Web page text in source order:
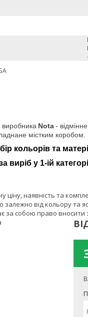
виробника Nota -
містким коробом.
кольорів та
виріб у 1-ій
ціну, наявність та
від кольору та
собою право вносити